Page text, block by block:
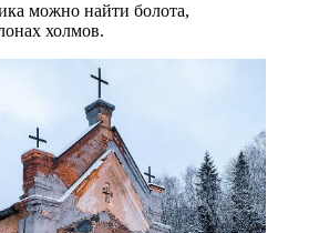
можно найти болота,
холмов.